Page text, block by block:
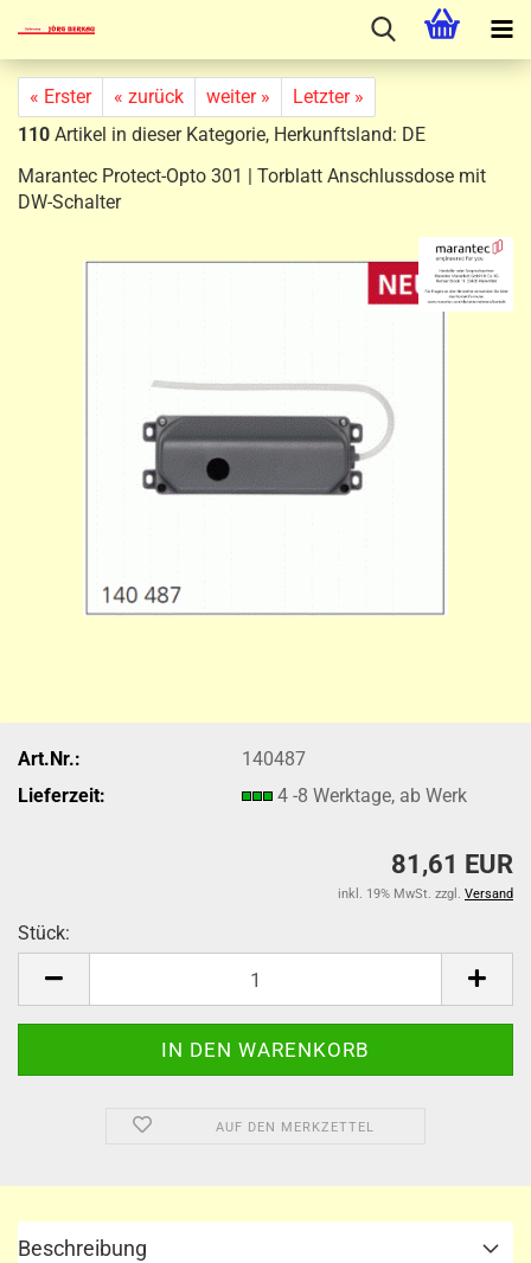
« Erster « zurück weiter »
Letzter »
110 Artikel in dieser Kategorie, Herkunftsland: DE
Marantec Protect-Opto 301 | Torblatt Anschlussdose mit
DW-Schalter
Art.Nr.:
140487
Lieferzeit:
4 -8 Werktage, ab Werk
81,61 EUR
inkl. 19% MwSt. zzgl. Versand
Stück:
AUF DEN MERKZETTEL
Beschreibung